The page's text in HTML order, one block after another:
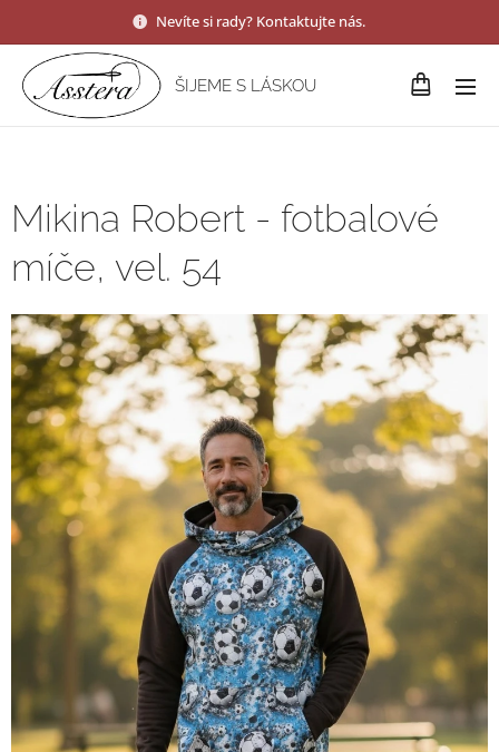
Nevíte si rady? Kontaktujte nás.
ŠIJEME S LÁSKOU
Mikina Robert - fotbalové
míče, vel. 54